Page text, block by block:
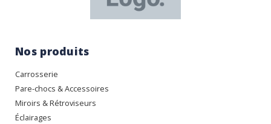
Nos produits
Carrosserie
Pare-chocs & Accessoires
Miroirs & Rétroviseurs
Éclairages